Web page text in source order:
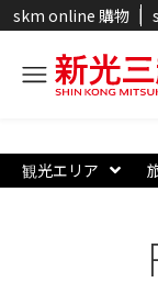
skm online 購物
観光エリア